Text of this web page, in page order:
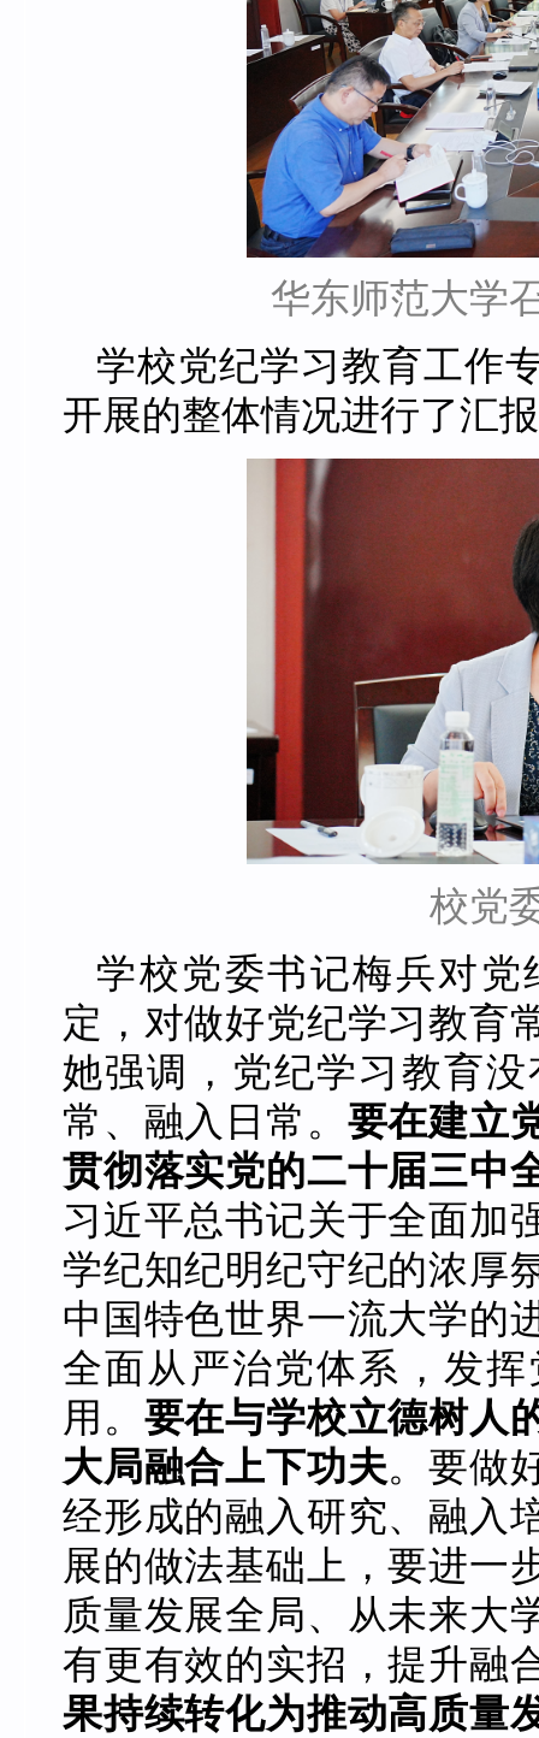
华东师范大学
学校党纪学习教育工作
开展的整体情况进行了汇
校党
学校党委书记梅兵对
定，对做好党纪学习教育
她强调，党纪学习教育
常、融入日常。 要在建立
贯彻落实党的二十届三中
习近平总书记关于全面加
学纪知纪明纪守纪的浓厚
中国特色世界一流大学的
全面从严治党体系，发
用。 要在与学校立德树人
大局融合上下功夫。要做
经形成的融入研究、融入
展的做法基础上，要进一
质量发展全局、从未来大
有更有效的实招，提升融
果持续转化为推动高质量